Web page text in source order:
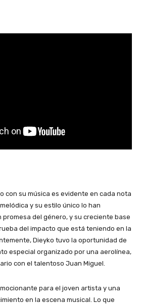
con su música es evidente en cada nota
y su estilo único lo han
del género, y su creciente base
del impacto que está teniendo en la
Dieyko tuvo la oportunidad de
especial organizado por una aerolínea,
con el talentoso Juan Miguel.
para el joven artista y una
en la escena musical. Lo que